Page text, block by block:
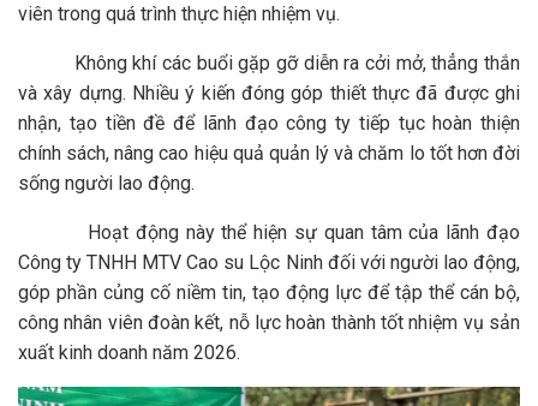
viên trong quá trình thực hiện nhiệm vụ.
Không khí các buổi gặp gỡ diễn ra cởi mở, thẳng thắn
và xây dựng. Nhiều ý kiến đóng góp thiết thực đã được ghi
nhận, tạo tiền đề để lãnh đạo công ty tiếp tục hoàn thiện
chính sách, nâng cao hiệu quả quản lý và chăm lo tốt hơn đời
sống người lao động.
Hoạt động này thể hiện sự quan tâm của lãnh đạo
Công ty TNHH MTV Cao su Lộc Ninh đối với người lao động,
góp phần củng cố niềm tin, tạo động lực để tập thể cán bộ,
công nhân viên đoàn kết, nỗ lực hoàn thành tốt nhiệm vụ sản
xuất kinh doanh năm 2026.